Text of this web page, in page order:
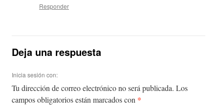
Responder
Deja una respuesta
Inicia sesión con:
Tu dirección de correo electrónico no será publicada. Los
campos obligatorios están marcados con *